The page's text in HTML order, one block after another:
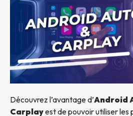
Découvrez l’avantage d’Android
Carplayest de pouvoir utiliser les